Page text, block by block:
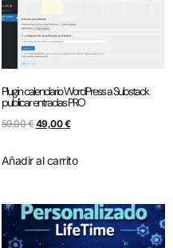
Plugin calendario WordPress a Substack
publicar entradas PRO
59,00€ 49,00€
Añadir al carrito